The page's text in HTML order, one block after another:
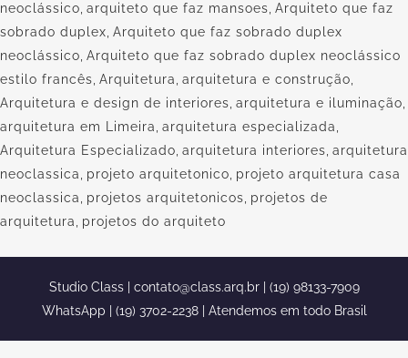
neoclássico, arquiteto que faz mansoes, Arquiteto que faz
sobrado duplex, Arquiteto que faz sobrado duplex
neoclássico, Arquiteto que faz sobrado duplex neoclássico
estilo francês, Arquitetura, arquitetura e construção,
Arquitetura e design de interiores, arquitetura e iluminação,
arquitetura em Limeira, arquitetura especializada,
Arquitetura Especializado, arquitetura interiores, arquitetura
neoclassica, projeto arquitetonico, projeto arquitetura casa
neoclassica, projetos arquitetonicos, projetos de
arquitetura, projetos do arquiteto
Studio Class | contato@class.arq.br| (19) 98133-7909
WhatsApp | (19) 3702-2238 | Atendemos em todo Brasil